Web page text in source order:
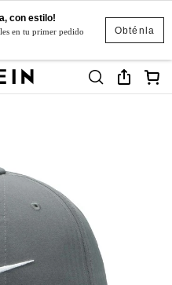
Obténla
con estilo!
en tu primer pedido